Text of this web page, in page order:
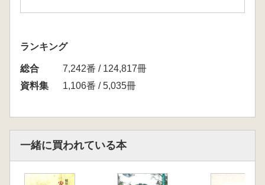
ランキング
総合
7,242番 / 124,817冊
資料集
1,106番 / 5,035冊
一緒に買われている本